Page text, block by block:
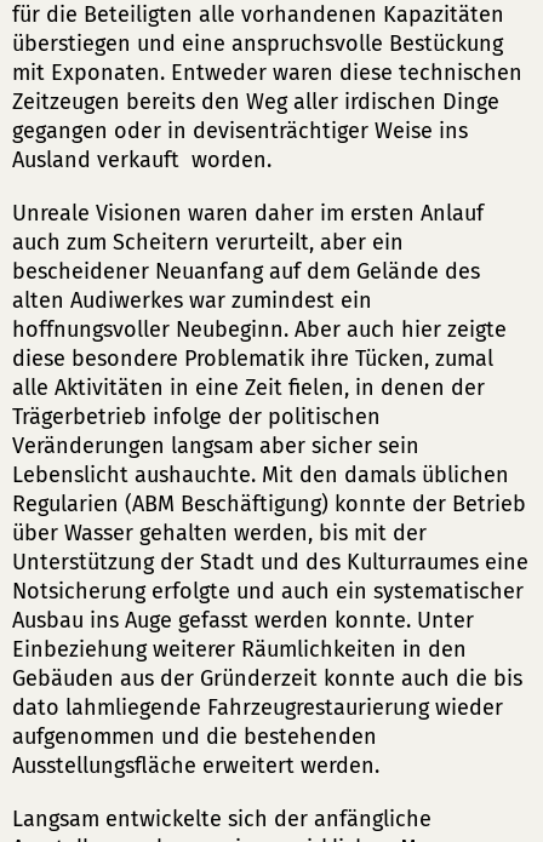
für die Beteiligten alle vorhandenen Kapazitäten
überstiegen und eine anspruchsvolle Bestückung
mit Exponaten. Entweder waren diese technischen
Zeitzeugen bereits den Weg aller irdischen Dinge
gegangen oder in devisenträchtiger Weise ins
Ausland verkauft worden.
Unreale Visionen waren daher im ersten Anlauf
auch zum Scheitern verurteilt, aber ein
bescheidener Neuanfang auf dem Gelände des
alten Audiwerkes war zumindest ein
hoffnungsvoller Neubeginn. Aber auch hier zeigte
diese besondere Problematik ihre Tücken, zumal
alle Aktivitäten in eine Zeit fielen, in denen der
Trägerbetrieb infolge der politischen
Veränderungen langsam aber sicher sein
Lebenslicht aushauchte. Mit den damals üblichen
Regularien (ABM Beschäftigung) konnte der Betrieb
über Wasser gehalten werden, bis mit der
Unterstützung der Stadt und des Kulturraumes eine
Notsicherung erfolgte und auch ein systematischer
Ausbau ins Auge gefasst werden konnte. Unter
Einbeziehung weiterer Räumlichkeiten in den
Gebäuden aus der Gründerzeit konnte auch die bis
dato lahmliegende Fahrzeugrestaurierung wieder
aufgenommen und die bestehenden
Ausstellungsfläche erweitert werden.
Langsam entwickelte sich der anfängliche